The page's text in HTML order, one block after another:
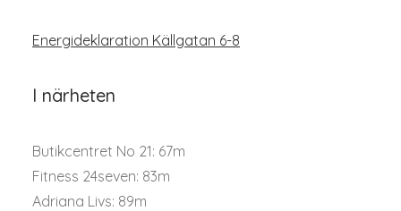
Energideklaration Källgatan 6-8
I närheten
Butikcentret No 21: 67m
Fitness 24seven: 83m
Adriana Livs: 89m